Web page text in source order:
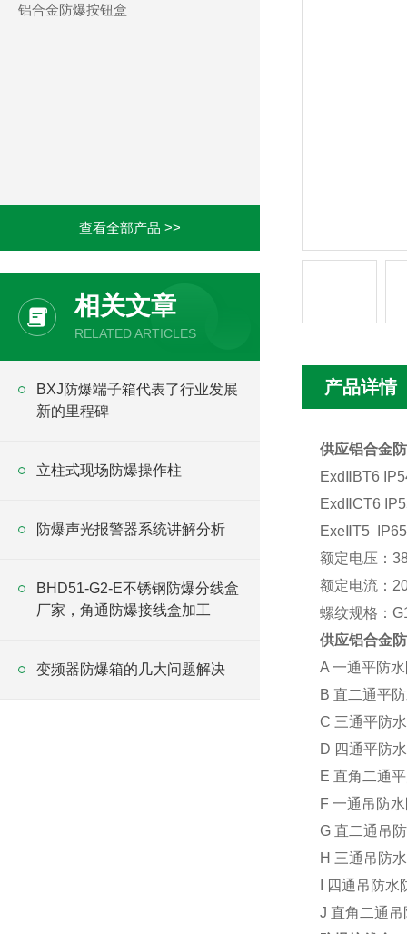
铝合金防爆按钮盒
查看全部产品 >>
相关文章
RELATED ARTICLES
BXJ防爆端子箱代表了行业发展
新的里程碑
立柱式现场防爆操作柱
防爆声光报警器系统讲解分析
BHD51-G2-E不锈钢防爆分线盒
厂家，角通防爆接线盒加工
变频器防爆箱的几大问题解决
产品详情
供应铝合金
ExdⅡBT6
ExdⅡCT6
ExeⅡT5 IP65
额定电压：
额定电流：
螺纹规格：
供应铝合金
A 一通平防
B 直二通平
C 三通平防
D 四通平防
E 直角二通
F 一通吊防
G 直二通吊
H 三通吊防
I 四通吊防
J 直角二通